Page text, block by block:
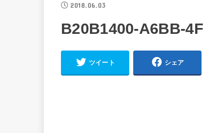
2018.06.03
B20B1400-A6BB-
ツイート シェア